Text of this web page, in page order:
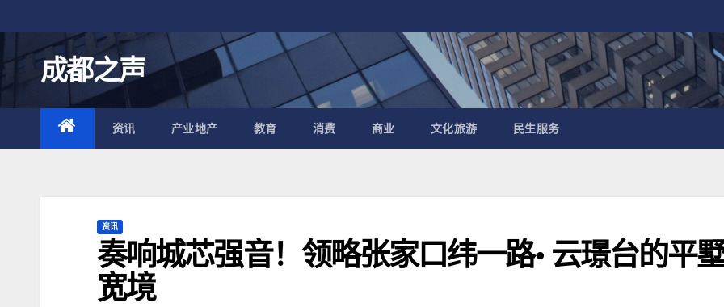
至
内
容
成都之声
资讯 产业地产 教育 消费 商业 文化旅游 民生服务
资讯
奏响城芯强音！领略张家口纬一路· 云璟台的平
宽境